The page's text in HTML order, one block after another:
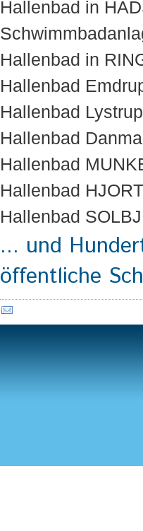
Hallenbad in
Hallenbad in
Hallenbad
Hallenbad
Hallenbad
Hallenbad
Hallenbad
Hallenbad
... und
öffentliche